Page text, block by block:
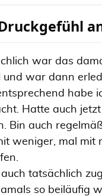
war das
und war dann
habe
Hatte auch
Bin auch
weniger, mal mit
auch tatsächlich
so beiläufig